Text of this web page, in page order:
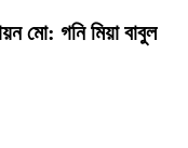
মো: গনি মিয়া বাবুল